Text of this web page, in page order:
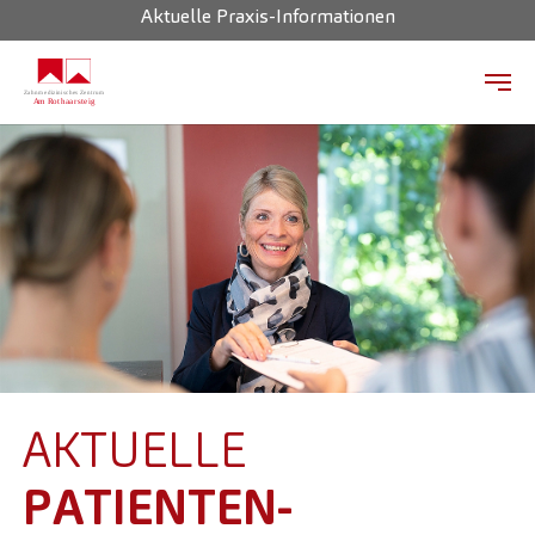
Zum Hauptinhalt springen
Aktuelle Praxis-Informationen
AKTUELLE
PATIENTEN-